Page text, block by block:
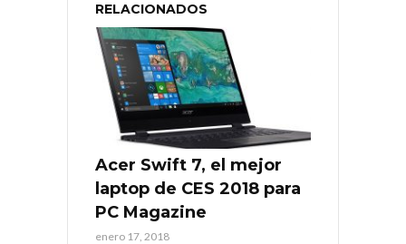
RELACIONADOS
Acer Swift 7, el mejor
laptop de CES 2018 para
PC Magazine
enero 17, 2018